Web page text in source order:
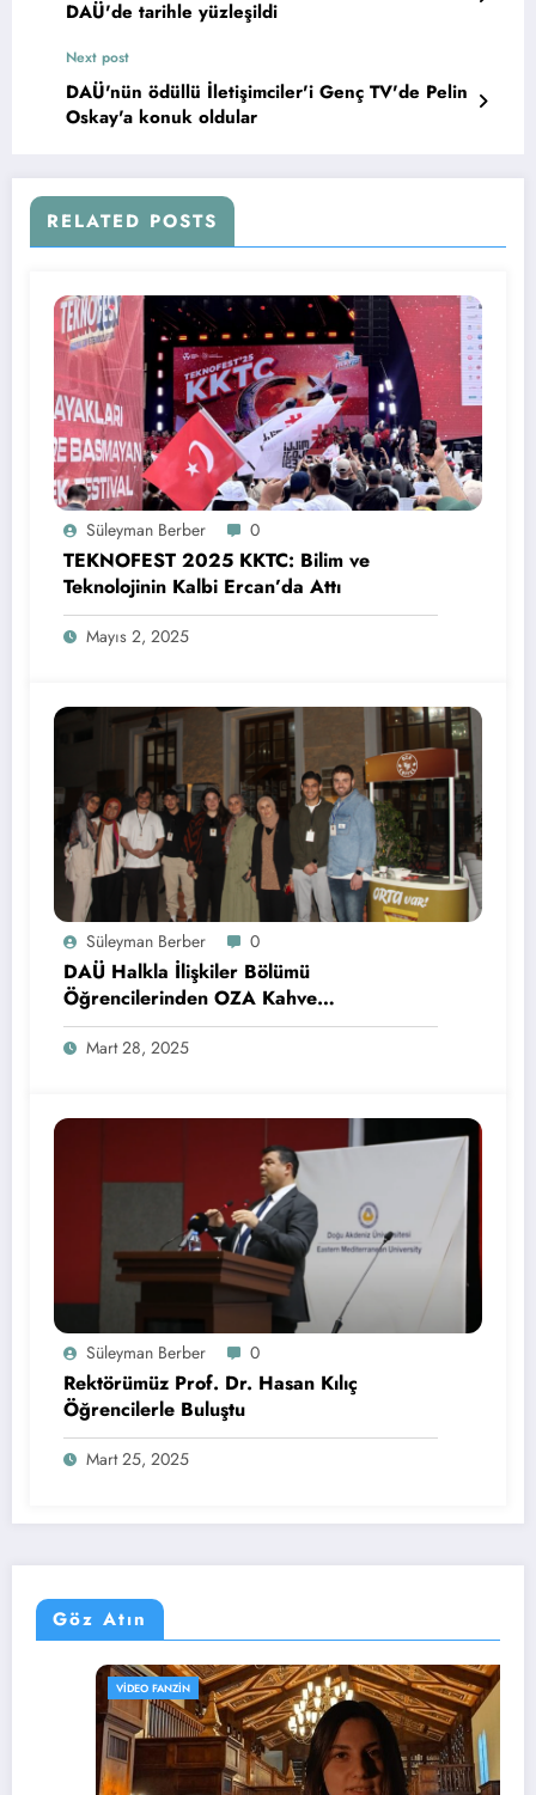
DAÜ'de tarihle yüzleşildi
Next post
DAÜ'nün ödüllü İletişimciler'i Genç TV'de Pelin
Oskay'a konuk oldular
RELATED POSTS
Süleyman Berber 0
TEKNOFEST 2025 KKTC: Bilim ve
Teknolojinin Kalbi Ercan’da Attı
Mayıs 2, 2025
Süleyman Berber 0
DAÜ Halkla İlişkiler Bölümü
Öğrencilerinden OZA Kahve
Sponsorluğunda Lezzetli Bir Etkinlik
Mart 28, 2025
Süleyman Berber 0
Rektörümüz Prof. Dr. Hasan Kılıç
Öğrencilerle Buluştu
Mart 25, 2025
Göz Atın
VIDEO FANZIN